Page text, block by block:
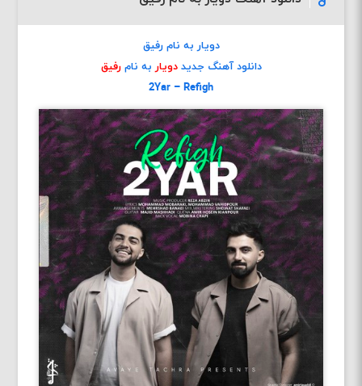
دویار به نام رفیق
دانلود آهنگ جدید دویار به نامرفیق
2Yar – Refigh